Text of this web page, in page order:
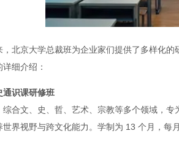
，北京大学总裁班为企业家们提供了多样化
细介绍：
通识课研修班
合文、史、哲、艺术、宗教等多个领域，
界视野与跨文化能力。学制为 13 个月，每